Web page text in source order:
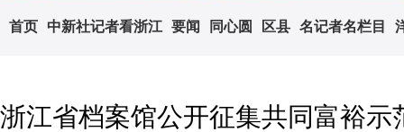
首页 中新社记者看浙江 要闻 同心圆 区县 名记者名栏目
浙江省档案馆公开征集共同富裕示